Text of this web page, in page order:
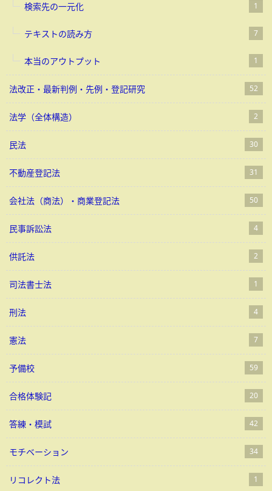
検索先の一元化 1
テキストの読み方 7
本当のアウトプット 1
法改正・最新判例・先例・登記研究 52
法学（全体構造） 2
民法 30
不動産登記法 31
会社法（商法）・商業登記法 50
民事訴訟法 4
供託法 2
司法書士法 1
刑法 4
憲法 7
予備校 59
合格体験記 20
答練・模試 42
モチベーション 34
リコレクト法 1